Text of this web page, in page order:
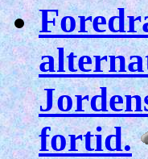
fortid.